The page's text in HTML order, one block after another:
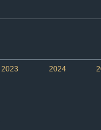
2024
2023